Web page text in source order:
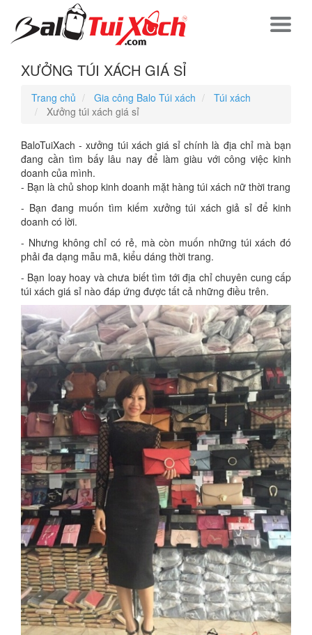
XƯỞNG TÚI XÁCH GIÁ SỈ
Trang chủ Gia công Balo Túi xách
Túi xách
Xưởng túi xách giá sỉ
BaloTuiXach - xưởng túi xách giá sỉ chính là địa chỉ mà bạn
đang cần tìm bấy lâu nay để làm giàu với công việc kinh
doanh của mình.
- Bạn là chủ shop kinh doanh mặt hàng túi xách nữ thời trang
- Bạn đang muốn tìm kiếm xưởng túi xách giả sỉ để kinh
doanh có lời.
- Nhưng không chỉ có rẻ, mà còn muốn những túi xách đó
phải đa dạng mẫu mã, kiểu dáng thời trang.
- Bạn loay hoay và chưa biết tìm tới địa chỉ chuyên cung cấp
túi xách giá sỉ nào đáp ứng được tất cả những điều trên.